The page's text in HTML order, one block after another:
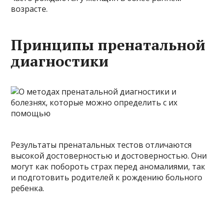
возрасте.
Принципы пренатальной
диагностики
Результаты пренатальных тестов отличаются
высокой достоверностью и достоверностью. Они
могут как побороть страх перед аномалиями, так
и подготовить родителей к рождению больного
ребенка.